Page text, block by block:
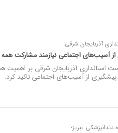
آذربایجان شرقی:
آسیب‌های اجتماعی نیازمند مشارکت
استانداری آذربایجان شرقی بر اهمیت
پیشگیری از آسیب‌های اجتماعی تاکید کرد.
تبریز؛